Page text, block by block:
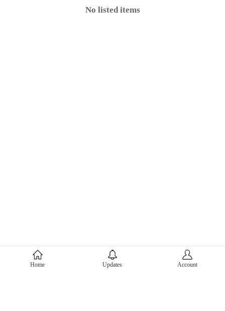
No listed items
About Mercari
Corporate Site
Home Updates Account